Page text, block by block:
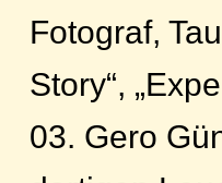
Fotograf,
Story“,
03. Gero